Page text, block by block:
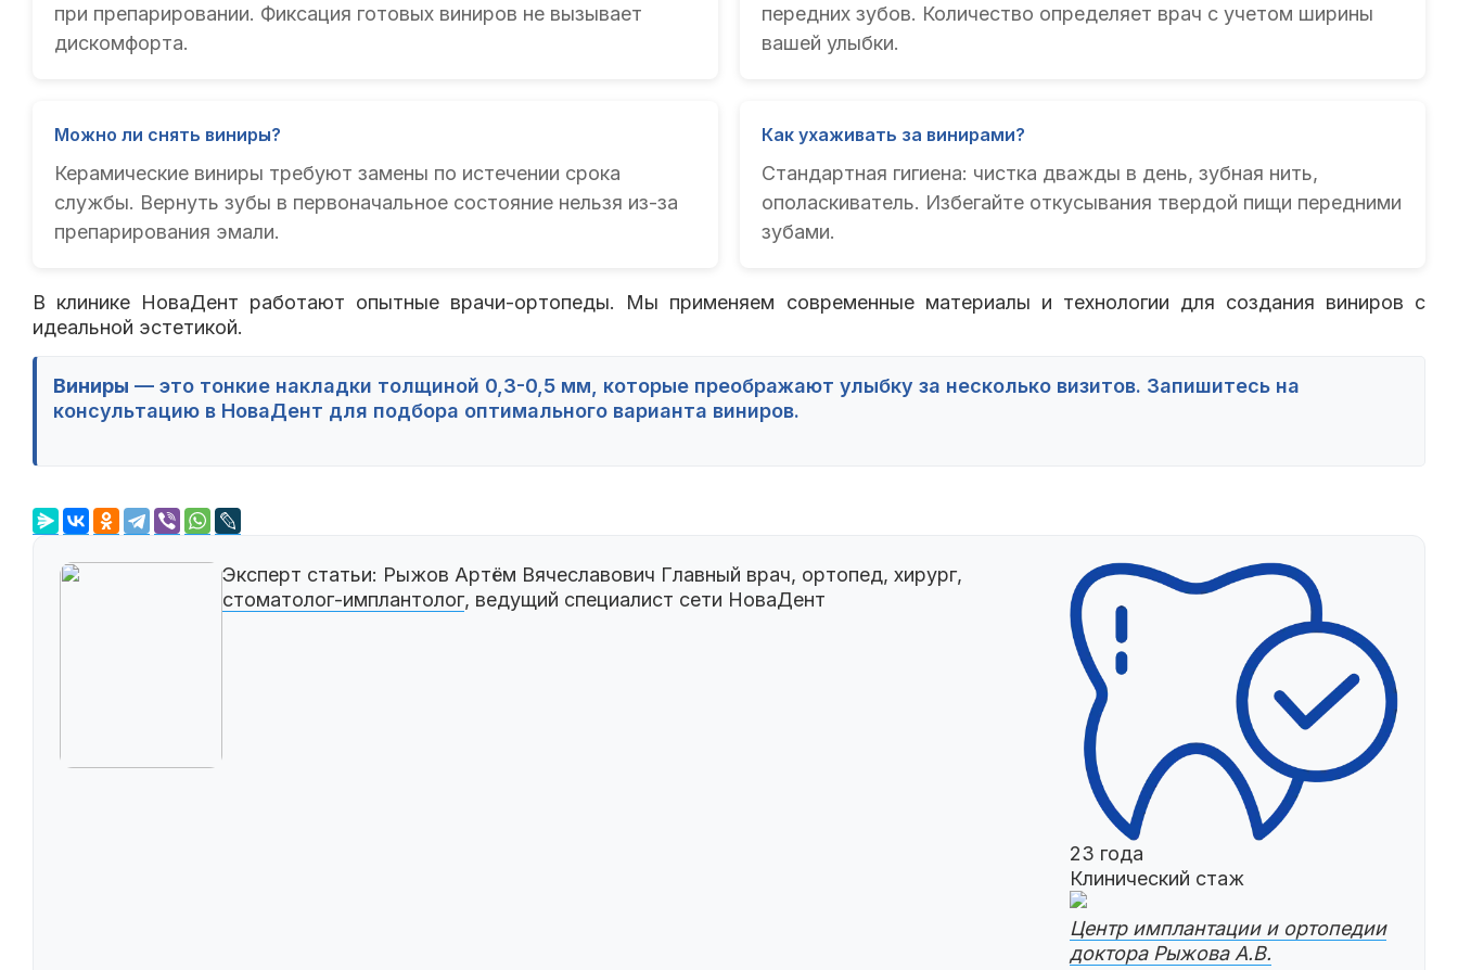
при препарировании. Фиксация готовых виниров не вызывает
дискомфорта.
передних зубов. Количество определяет врач с учетом ширины
вашей улыбки.
Можно ли снять виниры?
Керамические виниры требуют замены по истечении срока
службы. Вернуть зубы в первоначальное состояние нельзя из-за
препарирования эмали.
Как ухаживать за винирами?
Стандартная гигиена: чистка дважды в день, зубная нить,
ополаскиватель. Избегайте откусывания твердой пищи передними
зубами.
В клинике НоваДент работают опытные врачи-ортопеды. Мы применяем современные материалы и технологии для создания виниров с
идеальной эстетикой.
Виниры — это тонкие накладки толщиной 0,3-0,5 мм, которые преображают улыбку за несколько визитов. Запишитесь на
консультацию в НоваДент для подбора оптимального варианта виниров.
Эксперт статьи: Рыжов Артём Вячеславович Главный врач, ортопед, хирург,
стоматолог-имплантолог, ведущий специалист сети НоваДент
23 года
Клинический стаж
Центр имплантации и ортопедии
доктора Рыжова А.В.